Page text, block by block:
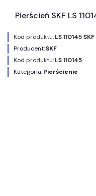
Pierścień SKF LS
Kod produktu:LS 110145 SKF
Producent:SKF
Kod produktu:LS 110145
Kategoria:Pierścienie